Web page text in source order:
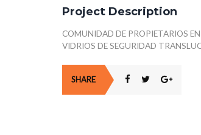
Project Description
COMUNIDAD DE PROPIETARIOS
VIDRIOS DE SEGURIDAD
SHARE